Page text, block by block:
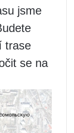
jsme
trase
se na